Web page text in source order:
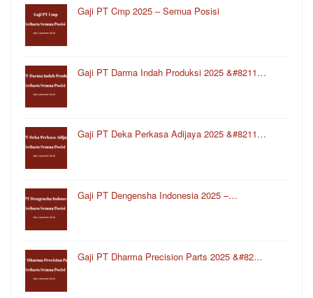
Gaji PT Cmp 2025 – Semua Posisi
Gaji PT Darma Indah Produksi 2025 &#8211…
Gaji PT Deka Perkasa Adijaya 2025 &#8211…
Gaji PT Dengensha Indonesia 2025 –…
Gaji PT Dharma Precision Parts 2025 &#82…